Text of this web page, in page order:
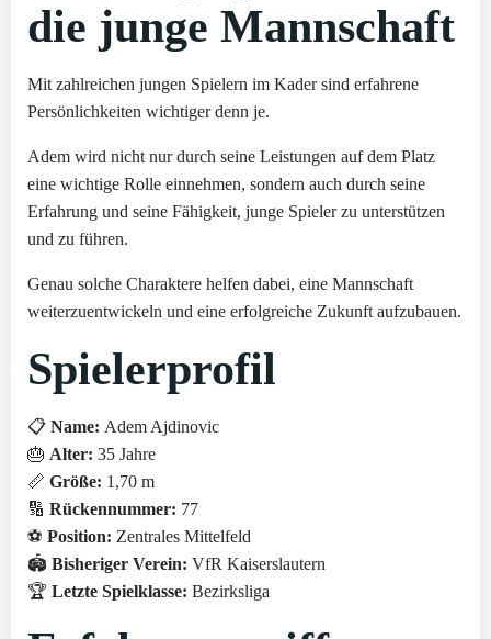
die junge Mannschaft
Mit zahlreichen jungen Spielern im Kader sind erfahrene
Persönlichkeiten wichtiger denn je.
Adem wird nicht nur durch seine Leistungen auf dem Platz
eine wichtige Rolle einnehmen, sondern auch durch seine
Erfahrung und seine Fähigkeit, junge Spieler zu unterstützen
und zu führen.
Genau solche Charaktere helfen dabei, eine Mannschaft
weiterzuentwickeln und eine erfolgreiche Zukunft aufzubauen.
Spielerprofil
📋 Name: Adem Ajdinovic
🎂 Alter: 35 Jahre
📏 Größe: 1,70 m
🔢 Rückennummer: 77
⚽ Position: Zentrales Mittelfeld
🏟️ Bisheriger Verein: VfR Kaiserslautern
🏆 Letzte Spielklasse: Bezirksliga